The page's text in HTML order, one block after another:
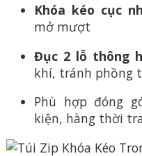
Khóa kéo cục
mở mượt
Đục 2 lỗ thông
khí, tránh phồng
Phù hợp đóng
kiện, hàng thời